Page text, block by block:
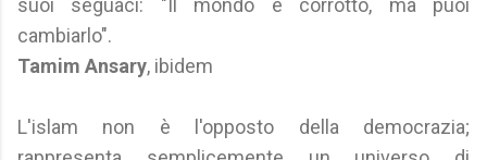
suoi seguaci: "Il mondo è corrotto, ma puoi
cambiarlo".
Tamim Ansary, ibidem
L'islam non è l'opposto della democrazia;